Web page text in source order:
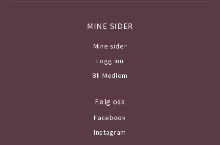
MINE SIDER
Mine sider
Logg inn
Bli Medlem
Følg oss
Facebook
Instagram